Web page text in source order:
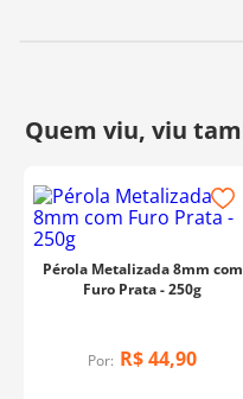
Pérola Metalizada 8mm com
Furo Prata - 250g
Por: R$44,90